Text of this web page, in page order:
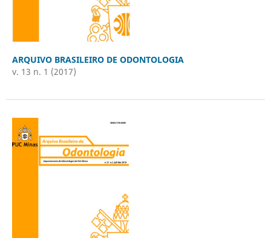
ARQUIVO BRASILEIRO DE ODONTOLOGIA
v. 13 n. 1 (2017)